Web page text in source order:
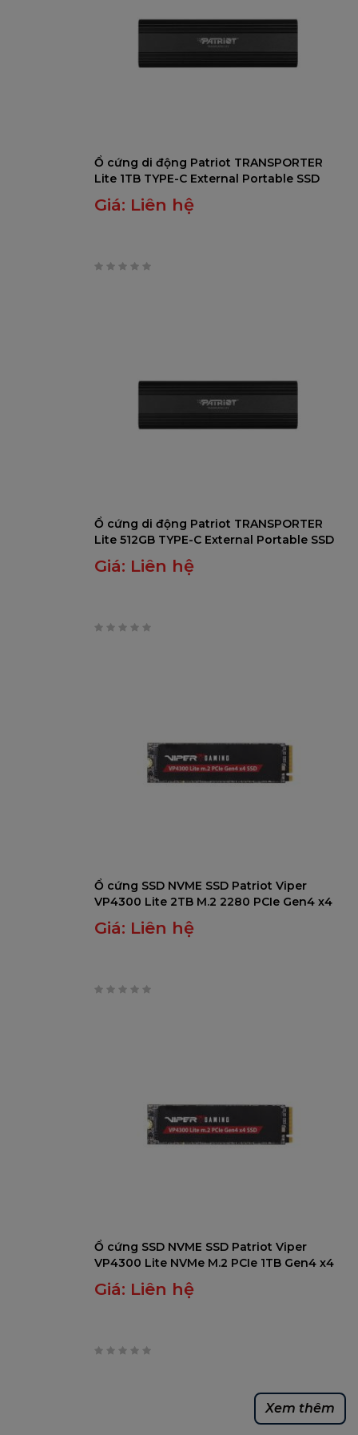
Ổ cứng di động Patriot TRANSPORTER
Lite 1TB TYPE-C External Portable SSD
Giá: Liên hệ
Ổ cứng di động Patriot TRANSPORTER
Lite 512GB TYPE-C External Portable SSD
Giá: Liên hệ
Ổ cứng SSD NVME SSD Patriot Viper
VP4300 Lite 2TB M.2 2280 PCIe Gen4 x4
VP4300L2TBM28H
Giá: Liên hệ
Ổ cứng SSD NVME SSD Patriot Viper
VP4300 Lite NVMe M.2 PCIe 1TB Gen4 x4
(7400MBS/6400MBS) - VP4300L1TBM28H
Giá: Liên hệ
Xem thêm